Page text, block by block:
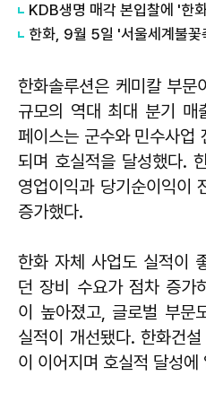
KDB생명 매각 본입찰에 '한
한화솔루션은 케미칼 부
규모의 역대 최대 분기 매
페이스는 군수와 민수사업
되며 호실적을 달성했다.
영업이익과 당기순이익이
증가했다.
한화 자체 사업도 실적이
던 장비 수요가 점차 증가
이 높아졌고, 글로벌 부문
실적이 개선됐다. 한화건
이 이어지며 호실적 달성에